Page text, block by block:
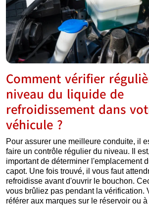
Comment vérifier
niveau du liquide de
refroidissement dans
véhicule ?
Pour assurer une meilleure conduite, il
faire un contrôle régulier du niveau. Il
important de déterminer l'emplacement
capot. Une fois trouvé, il vous faut
refroidisse avant d'ouvrir le bouchon.
vous brûliez pas pendant la vérification.
référer aux marques sur le réservoir ou